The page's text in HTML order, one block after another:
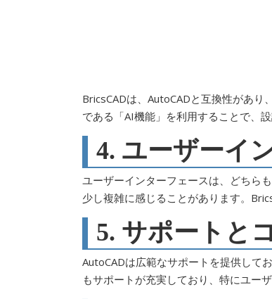
BricsCADは、AutoCADと互換性があ
である「AI機能」を利用することで、
4. ユーザーイ
ユーザーインターフェースは、どちら
少し複雑に感じることがあります。
5. サポートと
AutoCADは広範なサポートを提供して
もサポートが充実しており、特にユー